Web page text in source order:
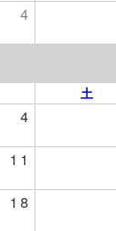
4
土
4
11
18